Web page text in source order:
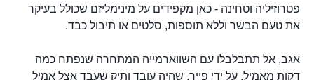
פטרוזיליה וטחינה - כאן מקפידים על מינימליזם שכולל בעיקר
את טעם הבשר וללא תוספות, סלטים או תיבול כבד.
אגב, אל תתבלבלו עם השווארמייה המתחרה שנפתח כמה
דקות מאמיל, על ידי פייר, שהיה עובד ותיק שעבד אצל אמיל